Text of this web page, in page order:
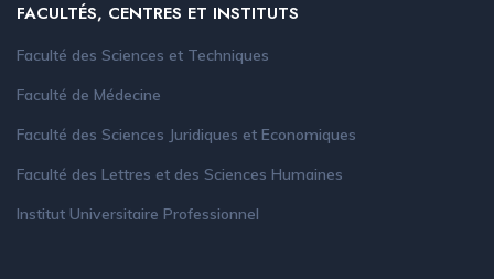
FACULTÉS, CENTRES ET INSTITUTS
Faculté des Sciences et Techniques
Faculté de Médecine
Faculté des Sciences Juridiques et Economiques
Faculté des Lettres et des Sciences Humaines
Institut Universitaire Professionnel